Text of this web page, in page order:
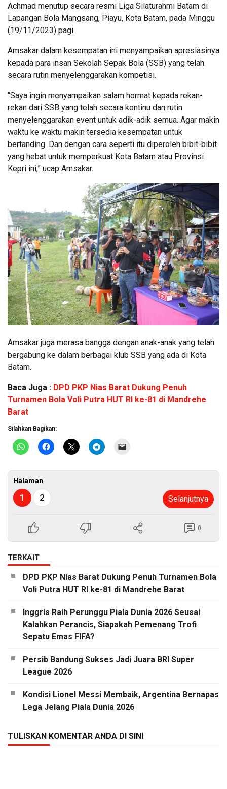
Achmad menutup secara resmi Liga Silaturahmi Batam di
Lapangan Bola Mangsang, Piayu, Kota Batam, pada Minggu
(19/11/2023) pagi.
Amsakar dalam kesempatan ini menyampaikan apresiasinya
kepada para insan Sekolah Sepak Bola (SSB) yang telah
secara rutin menyelenggarakan kompetisi.
“Saya ingin menyampaikan salam hormat kepada rekan-
rekan dari SSB yang telah secara kontinu dan rutin
menyelenggarakan event untuk adik-adik semua. Agar makin
waktu ke waktu makin tersedia kesempatan untuk
bertanding. Dan dengan cara seperti itu diperoleh bibit-bibit
yang hebat untuk memperkuat Kota Batam atau Provinsi
Kepri ini,” ucap Amsakar.
Amsakar juga merasa bangga dengan anak-anak yang telah
bergabung ke dalam berbagai klub SSB yang ada di Kota
Batam.
Baca Juga : DPD PKP Nias Barat Dukung Penuh
Turnamen Bola Voli Putra HUT RI ke-81 di Mandrehe
Barat
Silahkan Bagikan:
Halaman
1 2 Selanjutnya
0
TERKAIT
DPD PKP Nias Barat Dukung Penuh Turnamen Bola
Voli Putra HUT RI ke-81 di Mandrehe Barat
Inggris Raih Perunggu Piala Dunia 2026 Seusai
Kalahkan Perancis, Siapakah Pemenang Trofi
Sepatu Emas FIFA?
Persib Bandung Sukses Jadi Juara BRI Super
League 2026
Kondisi Lionel Messi Membaik, Argentina Bernapas
Lega Jelang Piala Dunia 2026
TULISKAN KOMENTAR ANDA DI SINI